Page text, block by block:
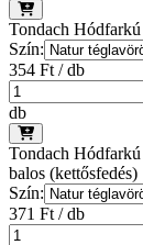
Tondach Hódfarkú
Szín:
354 Ft / db
db
Tondach Hódfarkú
balos (kettősfedés)
Szín:
371 Ft / db